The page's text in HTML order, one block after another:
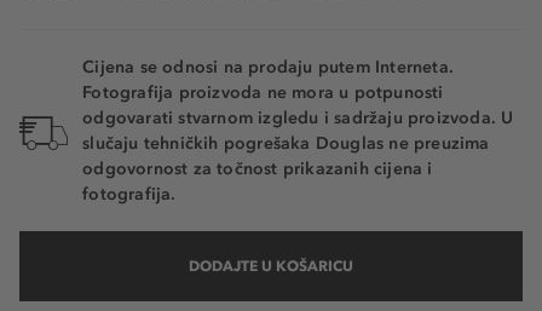
276 - Timeless-Romance
525 - French-Bisou
143 - Rouge-Badaboum
253 - Mademoiselle-Amanda
274 - French-Tea
Cijena se odnosi na prodaju putem Interneta.
Fotografija proizvoda ne mora u potpunosti
odgovarati stvarnom izgledu i sadržaju proizvoda. U
slučaju tehničkih pogrešaka Douglas ne preuzima
odgovornost za točnost prikazanih cijena i
fotografija.
DODAJTE U KOŠARICU